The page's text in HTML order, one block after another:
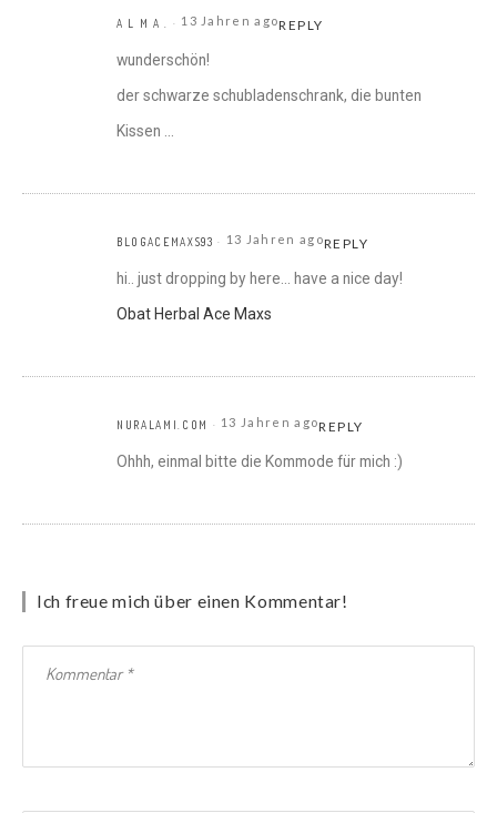
A L M A . 13 Jahren agoREPLY
wunderschön!
der schwarze schubladenschrank, die bunten
Kissen …
BLOGACEMAXS93 13 Jahren agoREPLY
hi.. just dropping by here… have a nice day!
Obat Herbal Ace Maxs
NURALAMI.COM 13 Jahren agoREPLY
Ohhh, einmal bitte die Kommode für mich :)
Ich freue mich über einen Kommentar!